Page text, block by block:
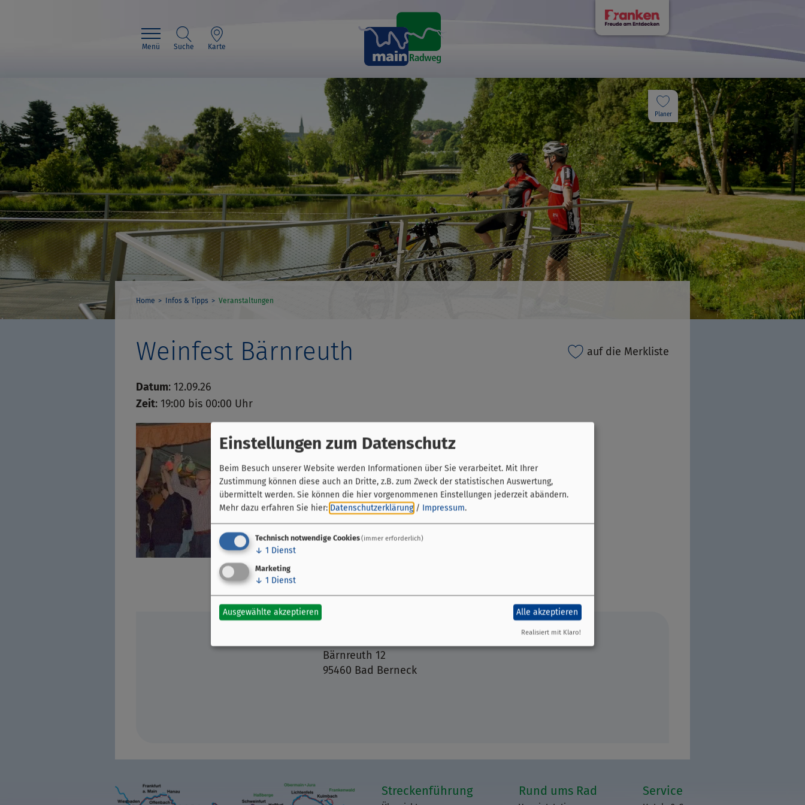
Menü Suche Karte
Planer
Home Infos & Tipps Veranstaltungen
auf die Merkliste
Weinfest Bärnreuth
Datum: 12.09.26
Zeit: 19:00 bis 00:00 Uhr
Bärnreuth 12
95460 Bad Berneck
Streckenführung Rund ums Rad Service
Einstellungen zum Datenschutz
Beim Besuch unserer Website werden Informationen über Sie verarbeitet. Mit Ihrer
Zustimmung können diese auch an Dritte, z.B. zum Zweck der statistischen Auswertung,
übermittelt werden. Sie können die hier vorgenommenen Einstellungen jederzeit abändern.
Mehr dazu erfahren Sie hier: Datenschutzerklärung / Impressum.
Technisch notwendige Cookies(immer erforderlich)
↓ 1 Dienst
Marketing
↓ 1 Dienst
Ausgewählte akzeptieren Alle akzeptieren
Realisiert mit Klaro!